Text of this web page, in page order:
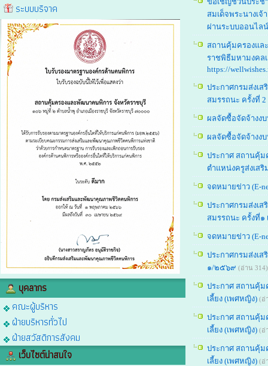
ระบบบริจาค
บุคลากร
คณะผู้บริหาร
ฝ่ายบริหารทั่วไป
ฝ่ายสวัสดิการสังคม
เว็บไซต์น่าสนใจ
สมเด็จพระนางเ
ผ่านระบบออนไลน์
สถานคุ้มครองแล
ราชพิธีมหามงคล
https://
ประกาศกรมส่งเ
สมรรถนะ ครั้งที่
ผลจัดซื้อจัดจ้างง
ผลจัดซื้อจัดจ้างง
ประกาศ สถานคุ้ม
ตำแหน่งครูส่งเส
จดหมายข่าว (E-
ประกาศกรมส่งเ
สมรรถนะ ครั้งที่๑
จดหมายข่าว (E-
ประกาศกรมส่งเ
๑/๒๕๖๙ (อ่าน 314)
ประกาศ สถานคุ้ม
เลี้ยง (เพศหญิง) (อ่
ประกาศ สถานคุ้ม
เลี้ยง (เพศหญิง) (อ่
ประกาศ สถานคุ้ม
เลี้ยง (เพศหญิง) (อ่